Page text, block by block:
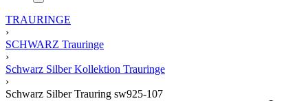
TRAURINGE
›
SCHWARZ Trauringe
›
Schwarz Silber Kollektion Trauringe
›
Schwarz Silber Trauring sw925-107